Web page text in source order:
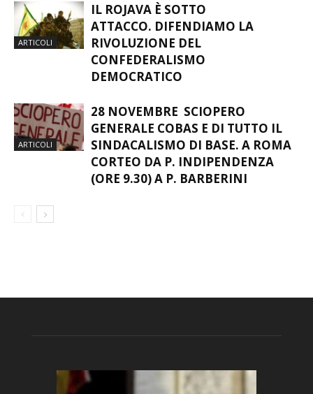
ARTICOLI
IL ROJAVA È SOTTO
ATTACCO. DIFENDIAMO LA
RIVOLUZIONE DEL
CONFEDERALISMO
DEMOCRATICO
ARTICOLI
28 NOVEMBRE SCIOPERO
GENERALE COBAS E DI TUTTO IL
SINDACALISMO DI BASE. A ROMA
CORTEO DA P. INDIPENDENZA
(ORE 9.30) A P. BARBERINI